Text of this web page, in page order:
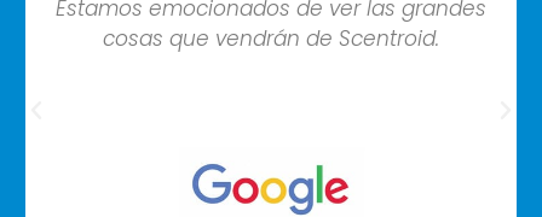
Estamos emocionados de ver las grandes
cosas que vendrán de Scentroid.